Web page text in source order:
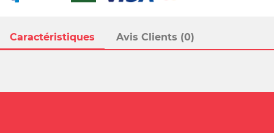
Caractéristiques Avis Clients (0)